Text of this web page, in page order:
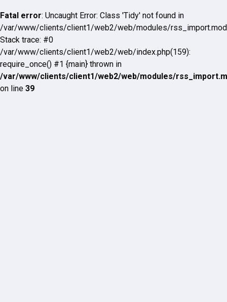
Fatal error: Uncaught Error: Class 'Tidy' not found in
/var/www/clients/client1/web2/web/modules/
Stack trace: #0
/var/www/clients/client1/web2/web/index.php(159):
require_once() #1 {main} thrown in
/var/www/clients/client1/web2/web/modules/
on line 39